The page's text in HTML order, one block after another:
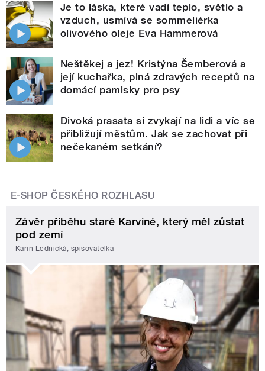
Je to láska, které vadí teplo, světlo a
vzduch, usmívá se sommeliérka
olivového oleje Eva Hammerová
Neštěkej a jez! Kristýna Šemberová a
její kuchařka, plná zdravých receptů na
domácí pamlsky pro psy
Divoká prasata si zvykají na lidi a víc se
přibližují městům. Jak se zachovat při
nečekaném setkání?
E-SHOP ČESKÉHO ROZHLASU
Závěr příběhu staré Karviné, který měl zůstat
pod zemí
Karin Lednická, spisovatelka